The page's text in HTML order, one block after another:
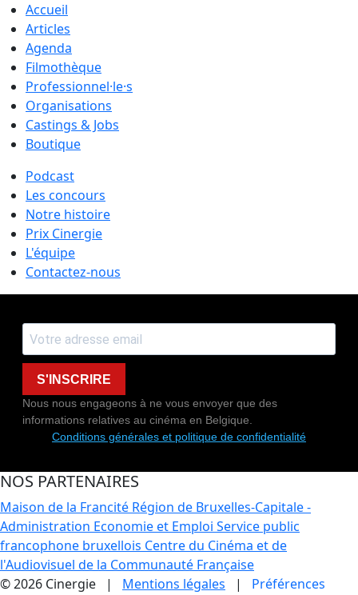
Accueil
Articles
Agenda
Filmothèque
Professionnel·le·s
Organisations
Castings & Jobs
Boutique
Podcast
Les concours
Notre histoire
Prix Cinergie
L'équipe
Contactez-nous
S'INSCRIRE
Nous nous engageons à ne vous envoyer que des
informations relatives au cinéma en Belgique.
Conditions générales et politique de confidentialité
NOS PARTENAIRES
Maison de la Francité Région de Bruxelles-Capitale -
Administration Economie et Emploi Service public
francophone bruxellois Centre du Cinéma et de
l'Audiovisuel de la Communauté Française
© 2026 Cinergie | Mentions légales | Préférences